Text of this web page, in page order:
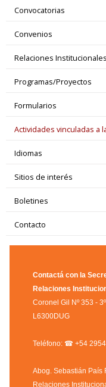
Convocatorias
Convenios
Relaciones Institucionales
Programas/Proyectos
Formularios
Actividades vinculadas a
Idiomas
Sitios de interés
Boletines
Contacto
Contactá con la
Relaciones
Coronel Gil Nº 353 -
L6300DUG
Teléfono: ☎ +54
Abog. Sebastián País
Relaciones